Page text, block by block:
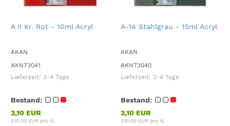
A II Kr. Rot - 10ml Acryl
AKAN
AKN73041
Lieferzeit: 3-4 Tage
Bestand:
2,10 EUR
210,00 EUR pro 1L
A-14 Stahlgrau - 15ml Acryl
AKAN
AKN73040
Lieferzeit: 3-4 Tage
Bestand:
2,10 EUR
210,00 EUR pro 1L